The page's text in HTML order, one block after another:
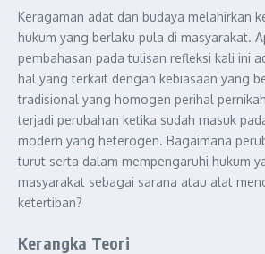
Keragaman adat dan budaya melahirkan
hukum yang berlaku pula di masyarakat.
pembahasan pada tulisan refleksi kali ini
hal yang terkait dengan kebiasaan yang
tradisional yang homogen perihal
terjadi perubahan ketika sudah masuk
modern yang heterogen. Bagaimana
turut serta dalam mempengaruhi hukum
masyarakat sebagai sarana atau alat
ketertiban?
Kerangka Teori